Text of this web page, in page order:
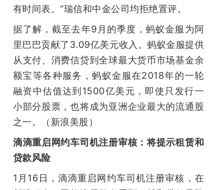
有时间表。”瑞信和中金公司均拒绝置评。
据了解，截至去年9月的季度，蚂蚁金服为阿
里巴巴贡献了3.09亿美元收入。蚂蚁金服提供
从支付、消费信贷到全球最大货币市场基金余
额宝等各种服务，蚂蚁金服在2018年的一轮
融资中估值达到1500亿美元，即使只发行一
小部分股票，也将成为亚洲企业最大的流通股
之一。（新浪美股）
滴滴重启网约车司机注册审核：将提示租赁和
贷款风险
1月16日，滴滴重启网约车司机注册审核，在